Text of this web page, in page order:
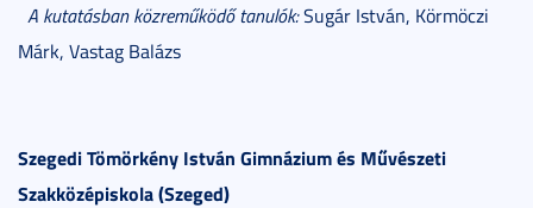
A kutatásban közreműködő tanulók:Sugár István, Körmöczi
Márk, Vastag Balázs
Szegedi Tömörkény István Gimnázium és Művészeti
Szakközépiskola (Szeged)